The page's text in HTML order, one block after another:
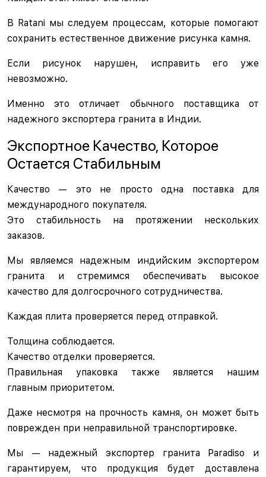
В Ratani мы следуем процессам, которые помогают
сохранить естественное движение рисунка камня.
Если рисунок нарушен, исправить его уже
невозможно.
Именно это отличает обычного поставщика от
надежного экспортера гранита в Индии.
Экспортное Качество, Которое
Остается Стабильным
Качество — это не просто одна поставка для
международного покупателя.
Это стабильность на протяжении нескольких
заказов.
Мы являемся надежным индийским экспортером
гранита и стремимся обеспечивать высокое
качество для долгосрочного сотрудничества.
Каждая плита проверяется перед отправкой.
Толщина соблюдается.
Качество отделки проверяется.
Правильная упаковка также является нашим
главным приоритетом.
Даже несмотря на прочность камня, он может быть
поврежден при неправильной транспортировке.
Мы — надежный экспортер гранита Paradiso и
гарантируем, что продукция будет доставлена